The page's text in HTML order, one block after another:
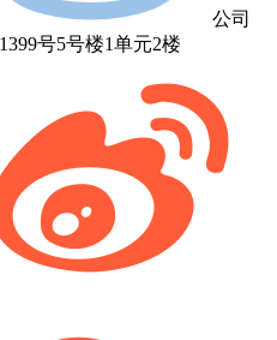
公司
号5号楼1单元2楼